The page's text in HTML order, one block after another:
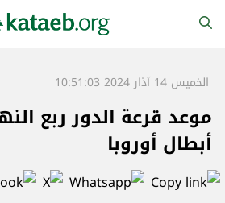
الخميس 14 آذار 2024 10:51:03
موعد قرعة الدور ربع
أبطال أوروبا